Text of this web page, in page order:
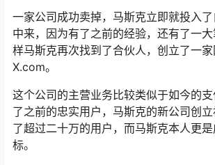
一家公司成功卖掉，马斯克立即就投入
中来，因为有了之前的经验，还有了一
样马斯克再次找到了合伙人，创立了一
X.com。
这个公司的主营业务比较类似于如今的
了之前的忠实用户，马斯克的新公司创
了超过二十万的用户，而马斯克本人更
标。